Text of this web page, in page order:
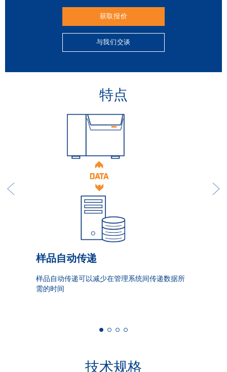
获取报价
与我们交谈
特点
样品自动传递
样品自动传递可以减少在管理系统间传递数据所
需的时间
技术规格